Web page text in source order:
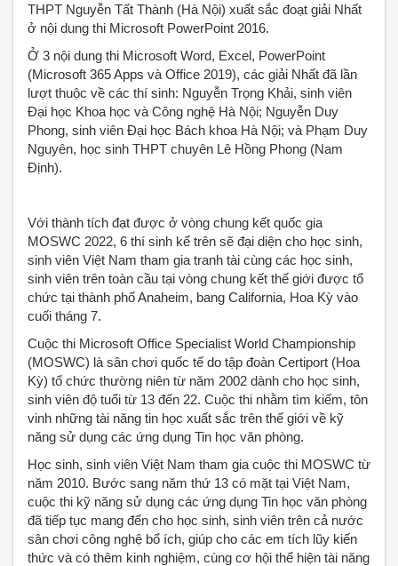
THPT Nguyễn Tất Thành (Hà Nội) xuất sắc đoạt giải Nhất
ở nội dung thi Microsoft PowerPoint 2016.
Ở 3 nội dung thi Microsoft Word, Excel, PowerPoint
(Microsoft 365 Apps và Office 2019), các giải Nhất đã lần
lượt thuộc về các thí sinh: Nguyễn Trọng Khải, sinh viên
Đại học Khoa học và Công nghệ Hà Nội; Nguyễn Duy
Phong, sinh viên Đại học Bách khoa Hà Nội; và Phạm Duy
Nguyên, học sinh THPT chuyên Lê Hồng Phong (Nam
Định).
Với thành tích đạt được ở vòng chung kết quốc gia
MOSWC 2022, 6 thí sinh kể trên sẽ đại diện cho học sinh,
sinh viên Việt Nam tham gia tranh tài cùng các học sinh,
sinh viên trên toàn cầu tại vòng chung kết thế giới được tổ
chức tại thành phố Anaheim, bang California, Hoa Kỳ vào
cuối tháng 7.
Cuộc thi Microsoft Office Specialist World Championship
(MOSWC) là sân chơi quốc tế do tập đoàn Certiport (Hoa
Kỳ) tổ chức thường niên từ năm 2002 dành cho học sinh,
sinh viên độ tuổi từ 13 đến 22. Cuộc thi nhằm tìm kiếm, tôn
vinh những tài năng tin học xuất sắc trên thế giới về kỹ
năng sử dụng các ứng dụng Tin học văn phòng.
Học sinh, sinh viên Việt Nam tham gia cuộc thi MOSWC từ
năm 2010. Bước sang năm thứ 13 có mặt tại Việt Nam,
cuộc thi kỹ năng sử dụng các ứng dụng Tin học văn phòng
đã tiếp tục mang đến cho học sinh, sinh viên trên cả nước
sân chơi công nghệ bổ ích, giúp cho các em tích lũy kiến
thức và có thêm kinh nghiệm, cùng cơ hội thể hiện tài năng